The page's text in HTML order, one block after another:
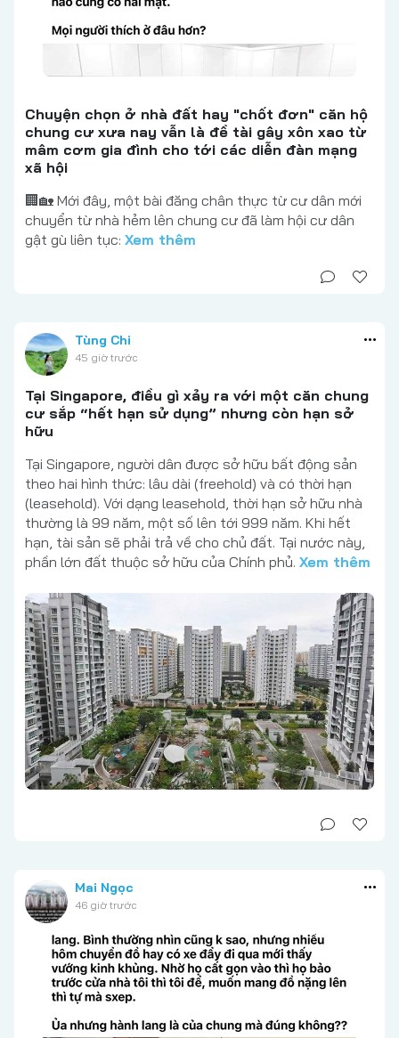
Chuyện chọn ở nhà đất hay "chốt đơn" căn hộ
chung cư xưa nay vẫn là đề tài gây xôn xao từ
mâm cơm gia đình cho tới các diễn đàn mạng
xã hội
🏢🏡 Mới đây, một bài đăng chân thực từ cư dân mới
chuyển từ nhà hẻm lên chung cư đã làm hội cư dân
gật gù liên tục: Xem thêm
Tùng Chi
45 giờ trước
Tại Singapore, điều gì xảy ra với một căn chung
cư sắp “hết hạn sử dụng” nhưng còn hạn sở
hữu
Tại Singapore, người dân được sở hữu bất động sản
theo hai hình thức: lâu dài (freehold) và có thời hạn
(leasehold). Với dạng leasehold, thời hạn sở hữu nhà
thường là 99 năm, một số lên tới 999 năm. Khi hết
hạn, tài sản sẽ phải trả về cho chủ đất. Tại nước này,
phần lớn đất thuộc sở hữu của Chính phủ. Xem thêm
Mai Ngọc
46 giờ trước